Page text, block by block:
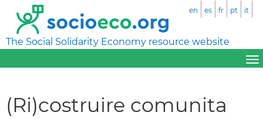
The Social Solidarity Economy resource website
en es fr pt it
(Ri)costruire comunita